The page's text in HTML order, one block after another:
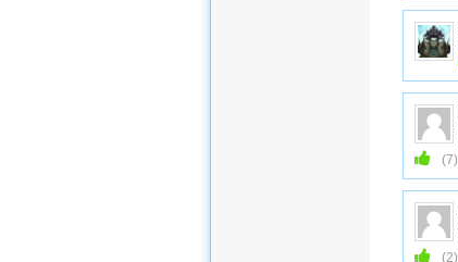
(7)
(2)